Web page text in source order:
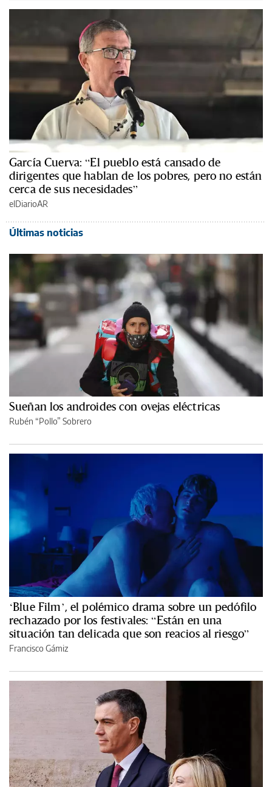
García Cuerva: “El pueblo está cansado de
dirigentes que hablan de los pobres, pero no están
cerca de sus necesidades”
elDiarioAR
Últimas noticias
Sueñan los androides con ovejas eléctricas
Rubén “Pollo” Sobrero
‘Blue Film’, el polémico drama sobre un pedófilo
rechazado por los festivales: “Están en una
situación tan delicada que son reacios al riesgo”
Francisco Gámiz